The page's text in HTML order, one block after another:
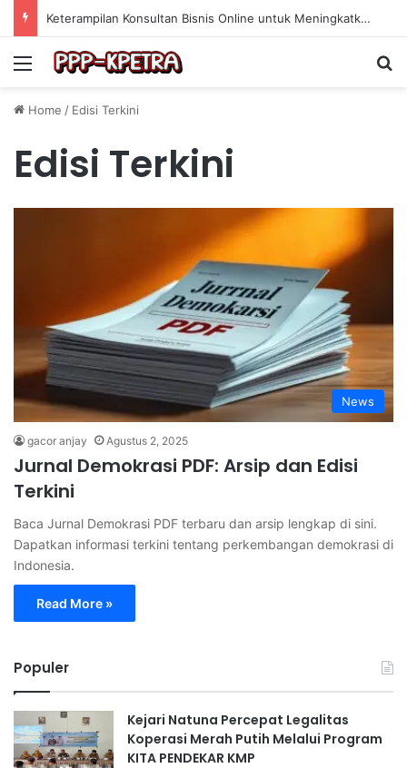
Keterampilan Konsultan Bisnis Online untuk Meningkatkan Pendapatan Berdasarkan Pengalaman Praktis
Menu
Home / Edisi Terkini
Edisi Terkini
News
gacor anjay Agustus 2, 2025
Jurnal Demokrasi PDF: Arsip dan Edisi
Terkini
Baca Jurnal Demokrasi PDF terbaru dan arsip lengkap di sini.
Dapatkan informasi terkini tentang perkembangan demokrasi di
Indonesia.
Read More »
Populer
Kejari Natuna Percepat Legalitas
Koperasi Merah Putih Melalui Program
KITA PENDEKAR KMP